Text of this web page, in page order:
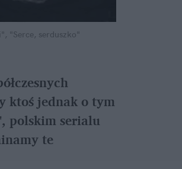
"Serce, serduszko"
ktoś jednak o tym
polskim serialu
te